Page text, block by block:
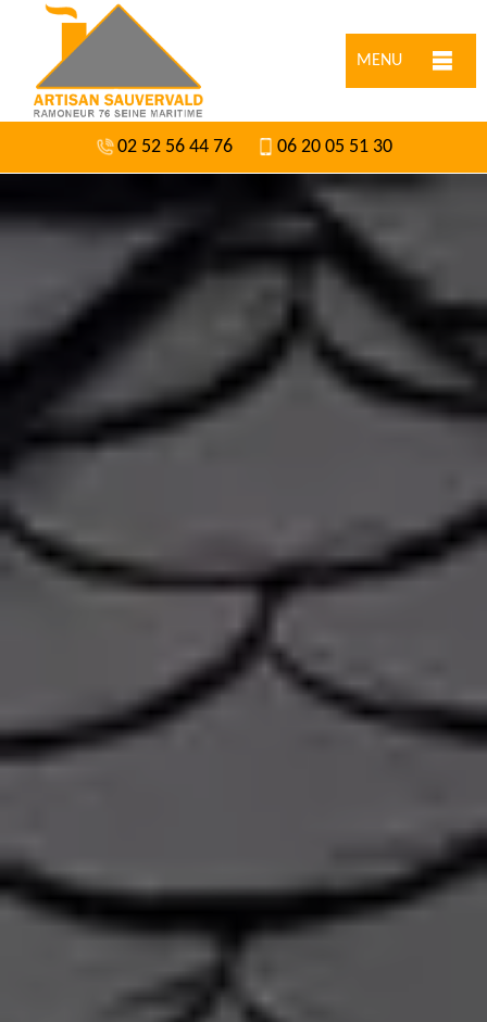
MENU
02 52 56 44 76 06 20 05 51 30